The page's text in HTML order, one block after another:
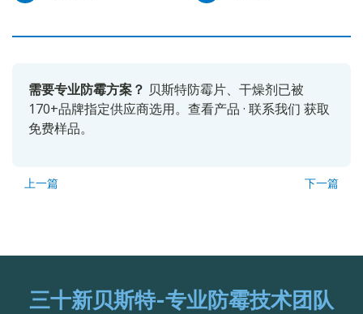
需要专业防霉方案？ 贝斯特防霉片、干燥剂已被
170+品牌指定供应商选用。 查看产品 · 联系我们 获取
免费样品。
上一篇 下一篇
三十新贝斯特-专业防霉技术团队